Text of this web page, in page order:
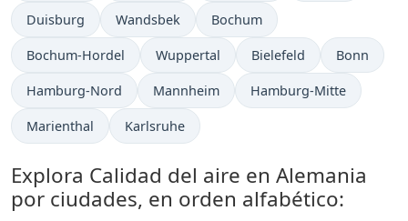
Duisburg Wandsbek Bochum
Bochum-Hordel Wuppertal Bielefeld Bonn
Hamburg-Nord Mannheim Hamburg-Mitte
Marienthal Karlsruhe
Explora Calidad del aire en Alemania
por ciudades, en orden alfabético: